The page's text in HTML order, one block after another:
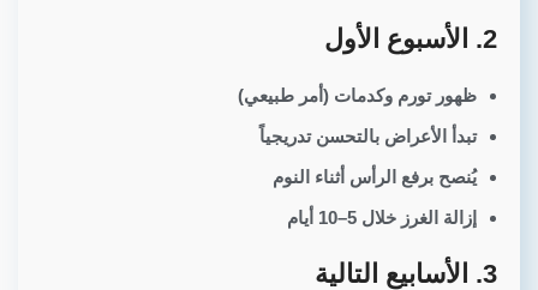
2. الأسبوع الأول
ظهور تورم وكدمات (أمر طبيعي)
تبدأ الأعراض بالتحسن تدريجياً
يُنصح برفع الرأس أثناء النوم
إزالة الغرز خلال 5–10 أيام
3. الأسابيع التالية